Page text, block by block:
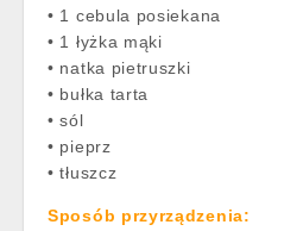
• 1 cebula posiekana
• 1 łyżka mąki
• natka pietruszki
• bułka tarta
• sól
• pieprz
• tłuszcz
Sposób przyrządzenia: